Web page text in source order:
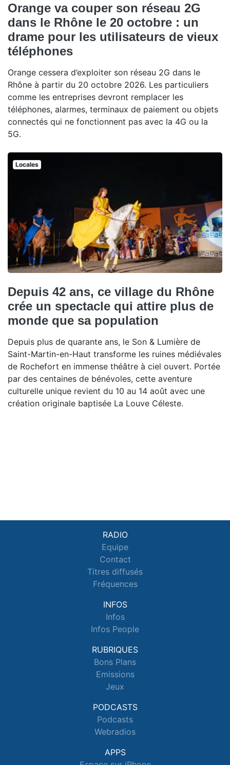
Orange va couper son réseau 2G
dans le Rhône le 20 octobre : un
drame pour les utilisateurs de vieux
téléphones
Orange cessera d’exploiter son réseau 2G dans le
Rhône à partir du 20 octobre 2026. Les particuliers
comme les entreprises devront remplacer les
téléphones, alarmes, terminaux de paiement ou objets
connectés qui ne fonctionnent pas avec la 4G ou la
5G.
Locales
Depuis 42 ans, ce village du Rhône
crée un spectacle qui attire plus de
monde que sa population
Depuis plus de quarante ans, le Son & Lumière de
Saint-Martin-en-Haut transforme les ruines médiévales
de Rochefort en immense théâtre à ciel ouvert. Portée
par des centaines de bénévoles, cette aventure
culturelle unique revient du 10 au 14 août avec une
création originale baptisée La Louve Céleste.
RADIO
Equipe
Contact
Titres diffusés
Fréquences
INFOS
Infos
Infos People
RUBRIQUES
Bons Plans
Emissions
Jeux
PODCASTS
Podcasts
Webradios
APPS